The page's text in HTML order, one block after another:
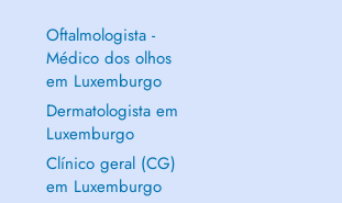
Oftalmologista -
Médico dos olhos
em Luxemburgo
Dermatologista em
Luxemburgo
Clínico geral (CG)
em Luxemburgo